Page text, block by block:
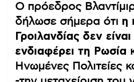
Ο πρόεδρος
δήλωσε σήμερα ότι η
Γροιλανδίας δεν
ενδιαφέρει τη Ρωσία
Ηνωμένες Πολιτείες